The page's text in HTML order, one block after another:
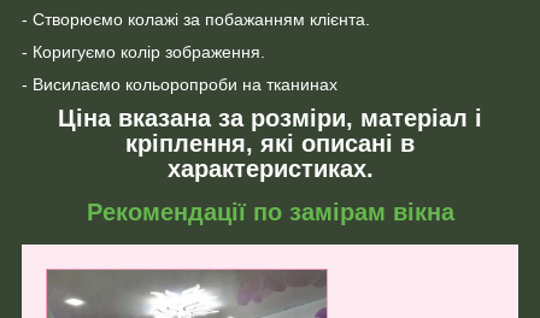
- Створюємо колажі за побажанням клієнта.
- Коригуємо колір зображення.
- Висилаємо кольоропроби на тканинах
Ціна вказана за розміри, матеріал і
кріплення, які описані в
характеристиках.
Рекомендації по замірам вікна